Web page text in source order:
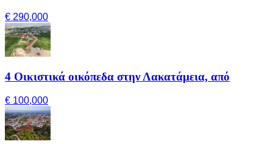
€ 290,000
4 Οικιστικά οικόπεδα στην Λακατάμεια, από
€ 100,000